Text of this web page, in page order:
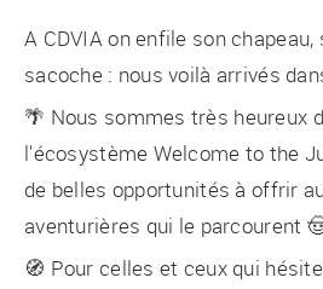
A CDVIA on enfile son
sacoche : nous voilà arrivés
🌴 Nous sommes très heureux
l'écosystème Welcome to the
de belles opportunités à offrir
aventurières qui le parcourent
🧭 Pour celles et ceux qui